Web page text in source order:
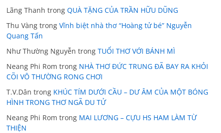
Lãng Thanh trongQUÀ TẶNG CỦA TRẦN HỮU DŨNG
Thu Vàng trongVĩnh biệt nhà thơ “Hoàng tử bé” Nguyễn
Quang Tấn
Như Thường Nguyễn trongTUỔI THƠ VỚI BÁNH MÌ
Neang Phi Rom trong NHÀ THƠ ĐỨC TRUNG ĐÃ BAY RA KHỎI
CÕI VÔ THƯỜNG RONG CHƠI
T.V.Dân trong KHÚC TÍM DƯỚI CẦU – DƯ ÂM CỦA MỘT BÓNG
HÌNH TRONG THƠ NGÃ DU TỬ
Neang Phi Rom trong MAI LƯƠNG – CỰU HS HAM LÀM TỪ
THIỆN